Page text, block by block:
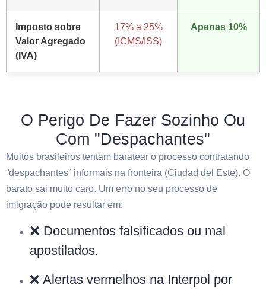
Imposto sobre
Valor Agregado
(IVA)
17% a 25%
(ICMS/ISS)
Apenas 10%
O Perigo De Fazer Sozinho Ou
Com "Despachantes"
Muitos brasileiros tentam baratear o processo contratando
“despachantes” informais na fronteira (Ciudad del Este). O
barato sai muito caro. Um erro no seu processo de
imigração pode resultar em:
❌ Documentos falsificados ou mal
apostilados.
❌ Alertas vermelhos na Interpol por